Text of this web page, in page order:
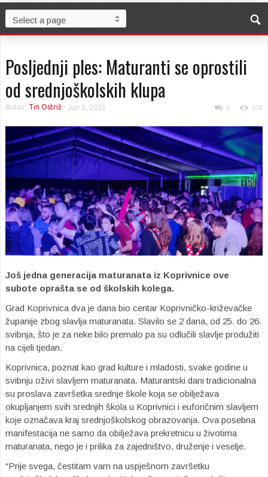
Posljednji ples: Maturanti se oprostili
od srednjoškolskih klupa
Autor: Tin Ostriž - Jun 5, 2023 0 976
Još jedna generacija maturanata iz Koprivnice ove
subote oprašta se od školskih kolega.
Grad Koprivnica dva je dana bio centar Koprivničko-križevačke
županije zbog slavlja maturanata. Slavilo se 2 dana, od 25. do 26.
svibnja, što je za neke bilo premalo pa su odlučili slavlje produžiti
na cijeli tjedan.
Koprivnica, poznat kao grad kulture i mladosti, svake godine u
svibnju oživi slavljem maturanata. Maturantski dani tradicionalna
su proslava završetka srednje škole koja se obilježava
okupljanjem svih srednjih škola u Koprivnici i euforičnim slavljem
koje označava kraj srednjoškolskog obrazovanja. Ova posebna
manifestacija ne samo da obilježava prekretnicu u životima
maturanata, nego je i prilika za zajedništvo, druženje i veselje.
“Prije svega, čestitam vam na uspješnom završetku